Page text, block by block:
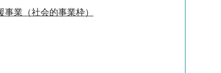
事業（社会的事業枠）